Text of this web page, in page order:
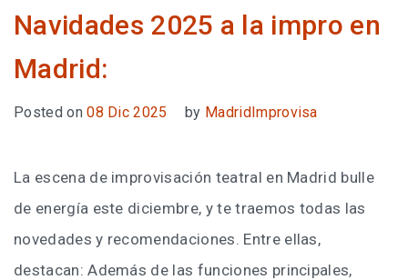
Navidades 2025 a la impro en
Madrid:
Posted on08 Dic 2025 by MadridImprovisa
La escena de improvisación teatral en Madrid bulle
de energía este diciembre, y te traemos todas las
novedades y recomendaciones. Entre ellas,
destacan: Además de las funciones principales,